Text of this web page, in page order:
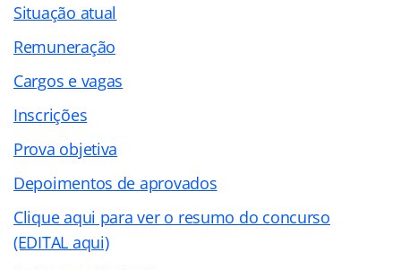
Situação atual
Remuneração
Cargos e vagas
Inscrições
Prova objetiva
Depoimentos de aprovados
Clique aqui para ver o resumo do concurso
(EDITAL aqui)